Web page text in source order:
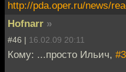
http://pda.oper.ru/news/
Hofnarr »
#46 | 16.02.09 20:11
Кому: ...просто Ильич,